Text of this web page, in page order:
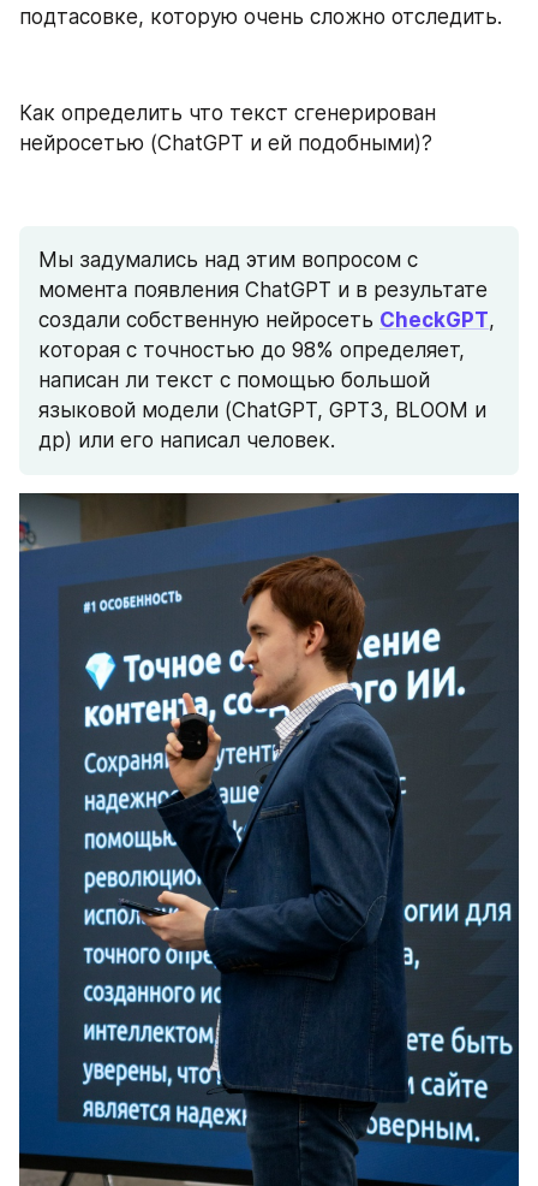
подтасовке, которую очень сложно отследить.
Как определить что текст сгенерирован
нейросетью (ChatGPT и ей подобными)?
Мы задумались над этим вопросом с
момента появления ChatGPT и в результате
создали собственную нейросеть CheckGPT,
которая с точностью до 98% определяет,
написан ли текст с помощью большой
языковой модели (ChatGPT, GPT3, BLOOM и
др) или его написал человек.